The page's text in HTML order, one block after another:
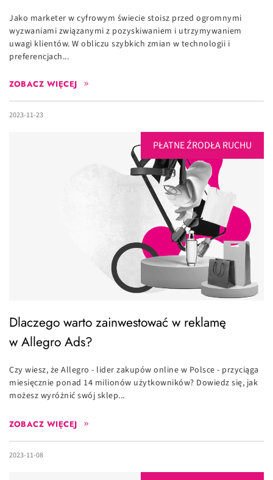
Jako marketer w cyfrowym świecie stoisz przed ogromnymi
wyzwaniami związanymi z pozyskiwaniem i utrzymywaniem
uwagi klientów. W obliczu szybkich zmian w technologii i
preferencjach...
ZOBACZ WIĘCEJ
2023-11-23
PŁATNE ŹRODŁA RUCHU
Dlaczego warto zainwestować w reklamę
w Allegro Ads?
Czy wiesz, że Allegro - lider zakupów online w Polsce - przyciąga
miesięcznie ponad 14 milionów użytkowników? Dowiedz się, jak
możesz wyróżnić swój sklep...
ZOBACZ WIĘCEJ
2023-11-08